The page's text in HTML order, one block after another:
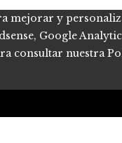
mejorar y
Google
consultar nuestra